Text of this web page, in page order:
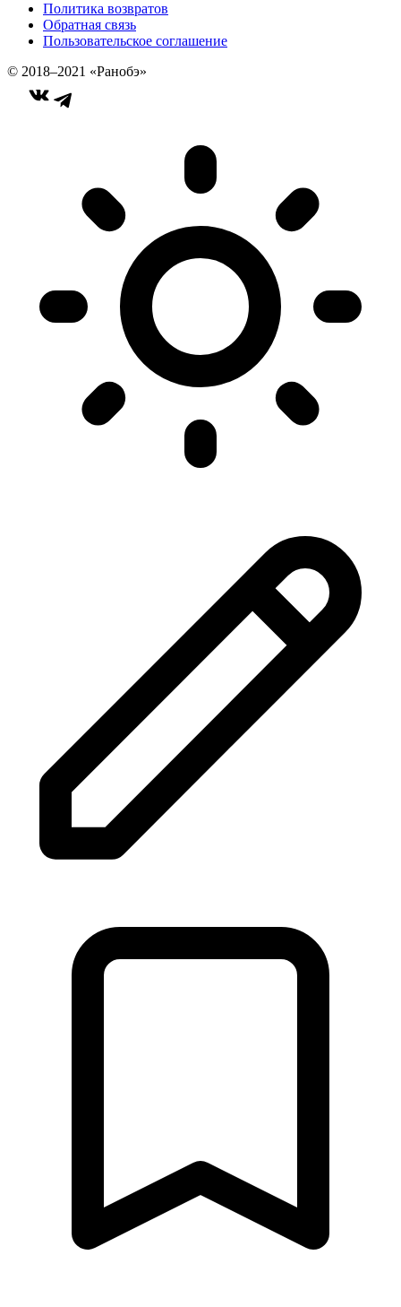
Политика возвратов
Обратная связь
Пользовательское соглашение
© 2018–2021 «Ранобэ»